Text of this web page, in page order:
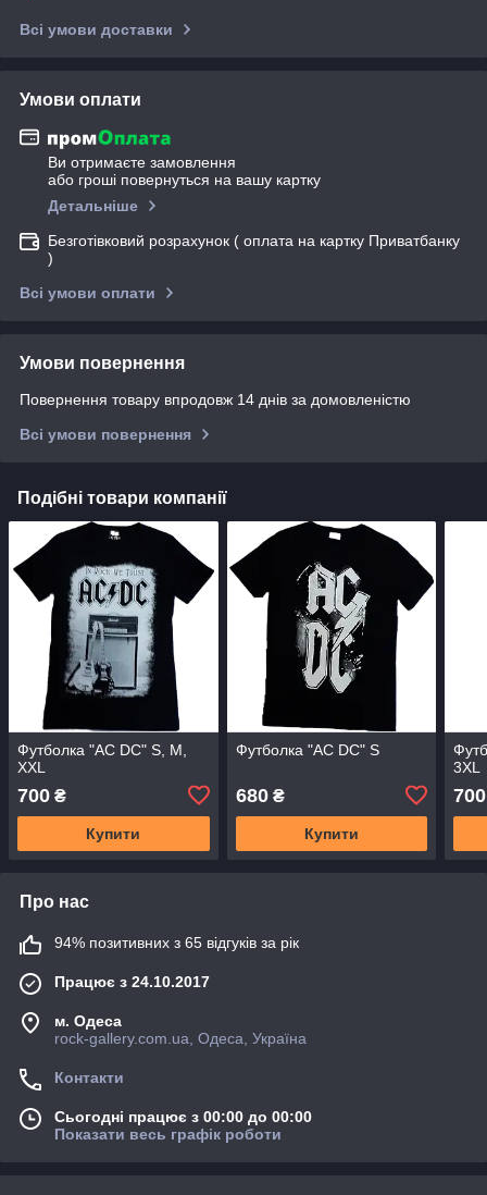
Всі умови доставки
Умови оплати
Ви отримаєте замовлення
або гроші повернуться на вашу картку
Детальніше
Безготівковий розрахунок ( оплата на картку Приватбанку
)
Всі умови оплати
Умови повернення
Повернення товару впродовж 14 днів за домовленістю
Всі умови повернення
Подібні товари компанії
Футболка "AC DC" S, М,
XXL
700 ₴
Купити
Футболка "AC DC" S
680₴
Купити
3XL
700
Про нас
94% позитивних з 65 відгуків за рік
Працює з 24.10.2017
м. Одеса
rock-gallery.com.ua, Одеса, Україна
Контакти
Сьогодні працює з 00:00 до 00:00
Показати весь графік роботи